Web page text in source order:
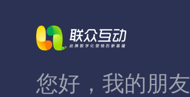
您好，我的朋友